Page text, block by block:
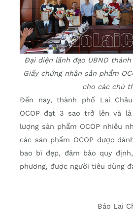
Đại diện lãnh đạo UBND
Giấy chứng nhận sản phẩm
cho các chủ
Đến nay, thành phố Lai
OCOP đạt 3 sao trở lên và
lượng sản phẩm OCOP nhiều
các sản phẩm OCOP được
bao bì đẹp, đảm bảo quy
phương, được người tiêu dùng
Báo Lai